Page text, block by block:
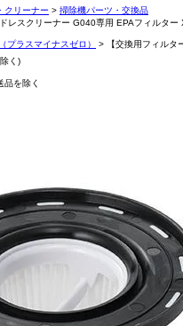
クリーナー
掃除機パーツ・交換品
レスクリーナー G040専用 EPAフィルタ
プラスマイナスゼロ）
【交換用フィル
く)
を除く